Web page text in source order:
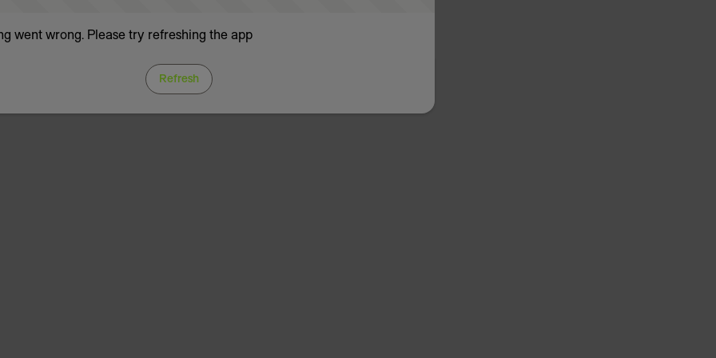
went wrong. Please try refreshing the app
Refresh